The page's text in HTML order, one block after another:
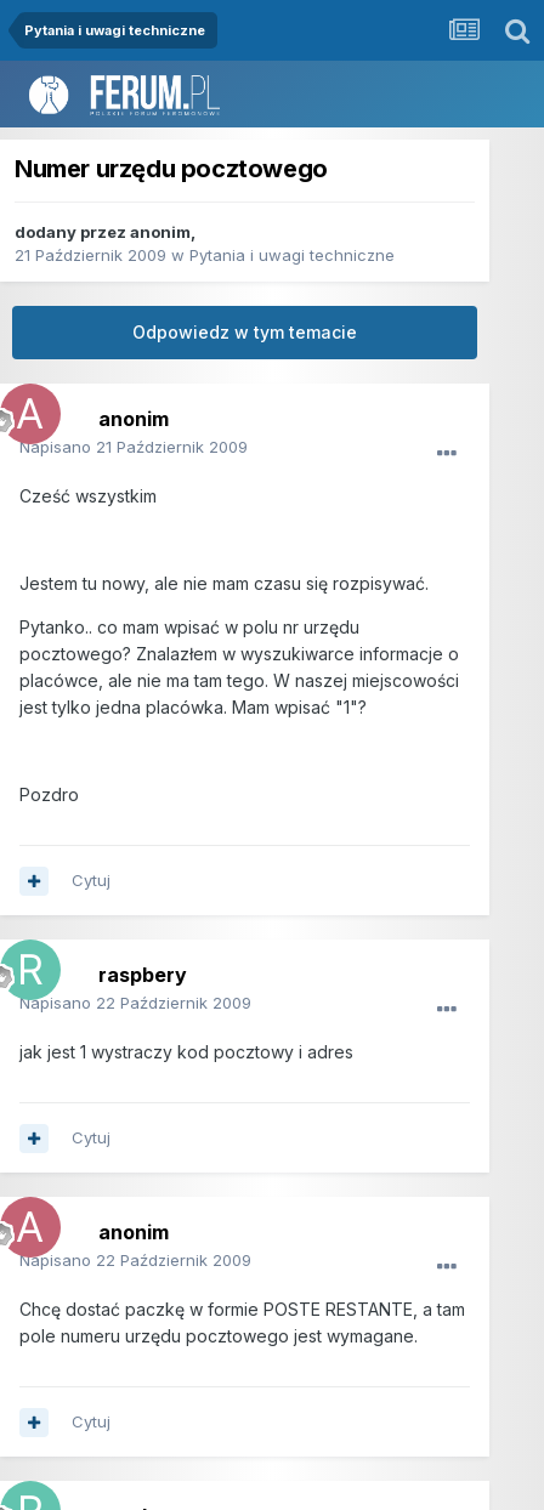
Pytania i uwagi techniczne
Numer urzędu pocztowego
dodany przez anonim,
21 Październik 2009 w Pytania i uwagi techniczne
Odpowiedz w tym temacie
anonim
Napisano 21 Październik 2009
Cześć wszystkim
Jestem tu nowy, ale nie mam czasu się rozpisywać.
Pytanko.. co mam wpisać w polu nr urzędu
pocztowego? Znalazłem w wyszukiwarce informacje o
placówce, ale nie ma tam tego. W naszej miejscowości
jest tylko jedna placówka. Mam wpisać "1"?
Pozdro
Cytuj
raspbery
Napisano 22 Październik 2009
jak jest 1 wystraczy kod pocztowy i adres
Cytuj
anonim
Napisano 22 Październik 2009
Chcę dostać paczkę w formie POSTE RESTANTE, a tam
pole numeru urzędu pocztowego jest wymagane.
Cytuj